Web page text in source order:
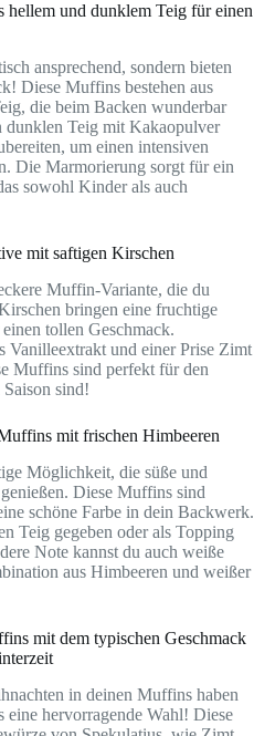
und dunklem Teig für einen
ansprechend, sondern bieten
Diese Muffins bestehen aus
die beim Backen wunderbar
dunklen Teig mit Kakaopulver
um einen intensiven
Die Marmorierung sorgt für ein
sowohl Kinder als auch
mit saftigen Kirschen
Muffin-Variante, die du
bringen eine fruchtige
tollen Geschmack.
und einer Prise Zimt
Muffins sind perfekt für den
sind!
mit frischen Himbeeren
Möglichkeit, die süße und
Diese Muffins sind
schöne Farbe in dein Backwerk.
Teig gegeben oder als Topping
Note kannst du auch weiße
aus Himbeeren und weißer
mit dem typischen Geschmack
in deinen Muffins haben
hervorragende Wahl! Diese